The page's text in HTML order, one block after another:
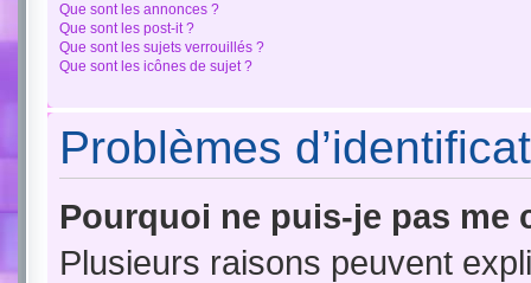
Que sont les annonces ?
Que sont les post-it ?
Que sont les sujets verrouillés ?
Que sont les icônes de sujet ?
Problèmes
Pourquoi ne puis-je pas me
Plusieurs raisons peuvent